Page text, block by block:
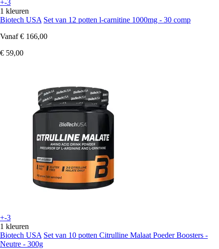
+-3
1 kleuren
Biotech USA Set van 12 potten l-carnitine 1000mg - 30 comp
Vanaf € 166,00
€ 59,00
+-3
1 kleuren
Biotech USA Set van 10 potten Citrulline Malaat Poeder Boosters -
Neutre - 300g